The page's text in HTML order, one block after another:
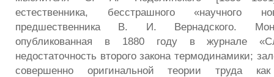
естественника, бесстрашного «научного
предшественника В. И. Вернадского.
опубликованная в 1880 году в журнале
недостаточность второго закона термодинамики;
совершенно оригинальной теории труда